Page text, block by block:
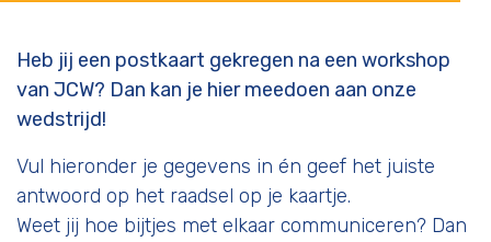
Heb jij een postkaart gekregen na een workshop
van JCW? Dan kan je hier meedoen aan onze
wedstrijd!
Vul hieronder je gegevens in én geef het juiste
antwoord op het raadsel op je kaartje.
Weet jij hoe bijtjes met elkaar communiceren? Dan